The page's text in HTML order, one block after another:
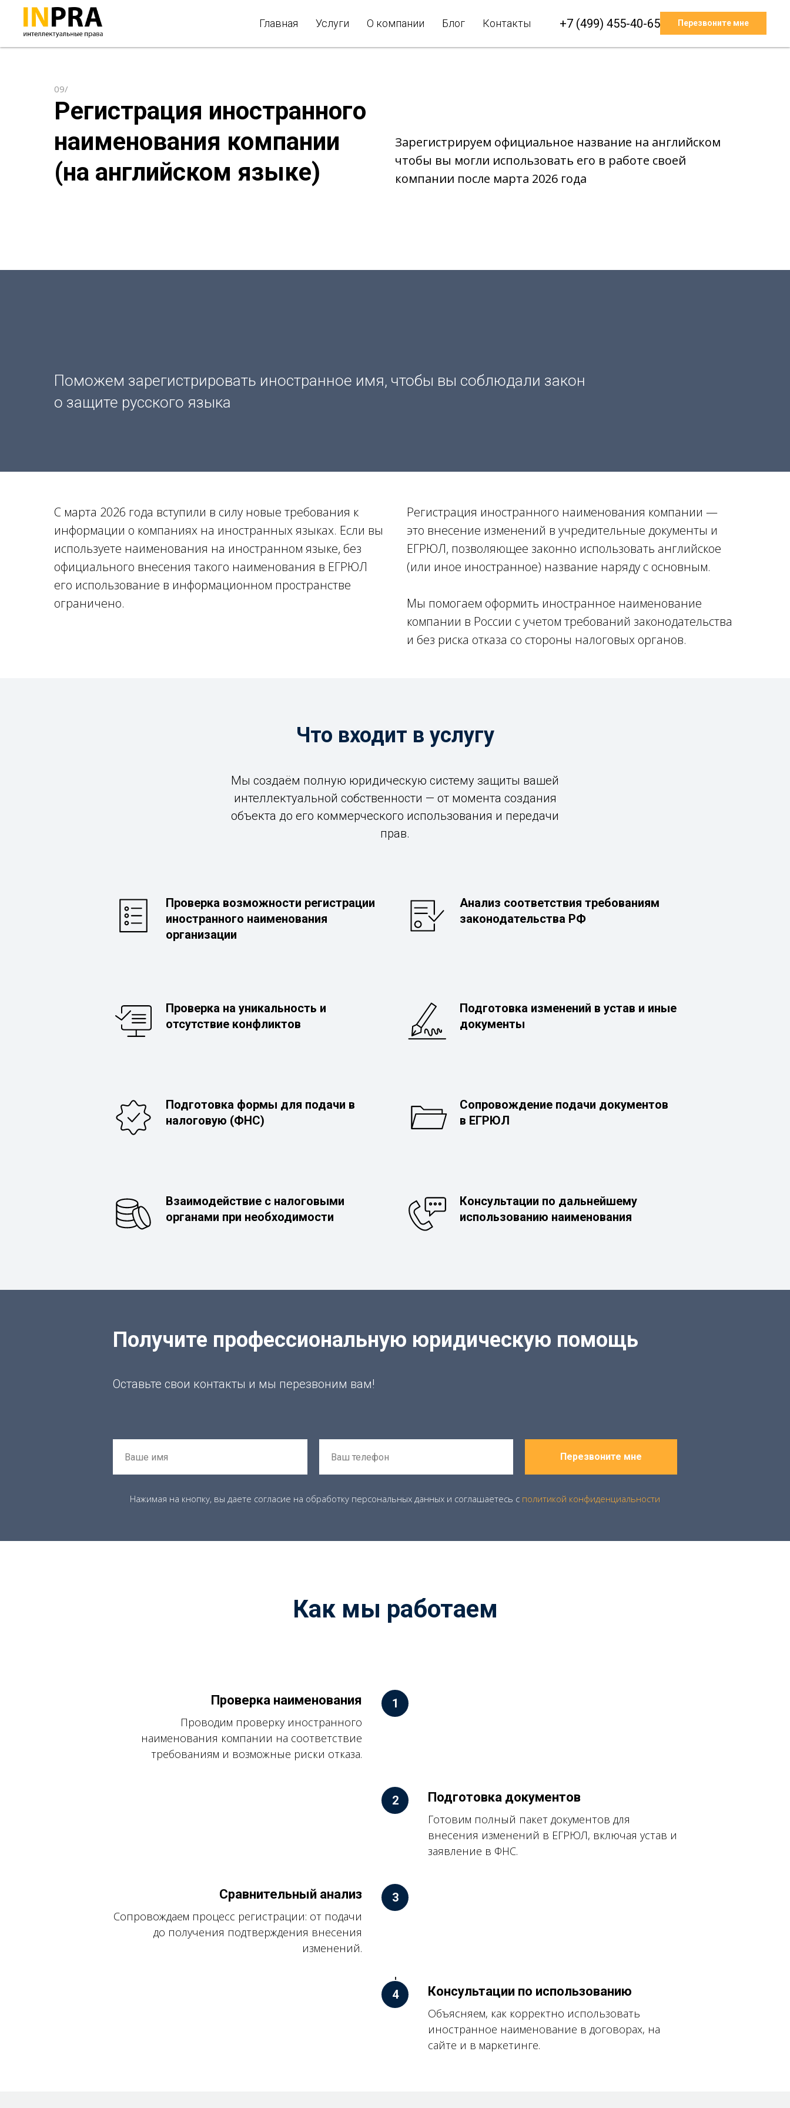
Главная Услуги О компании Блог Контакты +7 (499) 455-40-65 Перезвоните мне
09/
Регистрация иностранного
наименования компании
(на английском языке)
Зарегистрируем официальное название на английском
чтобы вы могли использовать его в работе своей
компании после марта 2026 года
Поможем зарегистрировать иностранное имя, чтобы вы соблюдали закон
о защите русского языка
С марта 2026 года вступили в силу новые требования к
информации о компаниях на иностранных языках. Если вы
используете наименования на иностранном языке, без
официального внесения такого наименования в ЕГРЮЛ
его использование в информационном пространстве
ограничено.
Регистрация иностранного наименования компании —
это внесение изменений в учредительные документы и
ЕГРЮЛ, позволяющее законно использовать английское
(или иное иностранное) название наряду с основным.
Мы помогаем оформить иностранное наименование
компании в России с учетом требований законодательства
и без риска отказа со стороны налоговых органов.
Что входит в услугу
Мы создаём полную юридическую систему защиты вашей
интеллектуальной собственности — от момента создания
объекта до его коммерческого использования и передачи
прав.
Проверка возможности регистрации
иностранного наименования
организации
Анализ соответствия требованиям
законодательства РФ
Проверка на уникальность и
отсутствие конфликтов
Подготовка изменений в устав и иные
документы
Подготовка формы для подачи в
налоговую (ФНС)
Сопровождение подачи документов
в ЕГРЮЛ
Взаимодействие с налоговыми
органами при необходимости
Консультации по дальнейшему
использованию наименования
Получите профессиональную юридическую помощь
Оставьте свои контакты и мы перезвоним вам!
Перезвоните мне
Нажимая на кнопку, вы даете согласие на обработку персональных данных и соглашаетесь c политикой конфиденциальности
Как мы работаем
Проверка наименования
Проводим проверку иностранного
наименования компании на соответствие
требованиям и возможные риски отказа.
Подготовка документов
Готовим полный пакет документов для
внесения изменений в ЕГРЮЛ, включая устав и
заявление в ФНС.
Сравнительный анализ
Сопровождаем процесс регистрации: от подачи
до получения подтверждения внесения
изменений.
Консультации по использованию
Объясняем, как корректно использовать
иностранное наименование в договорах, на
сайте и в маркетинге.